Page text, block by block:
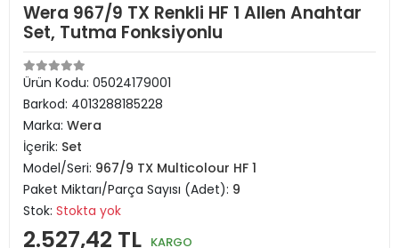
Wera 967/9 TX Renkli HF 1 Allen Anahtar
Set, Tutma Fonksiyonlu
Ürün Kodu: 05024179001
Barkod: 4013288185228
Marka: Wera
İçerik: Set
Model/Seri: 967/9 TX Multicolour HF 1
Paket Miktarı/Parça Sayısı (Adet): 9
Stok: Stokta yok
2.527,42 TL KARGO